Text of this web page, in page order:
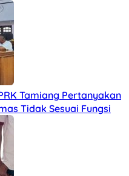
Tamiang Pertanyakan
Tidak Sesuai Fungsi